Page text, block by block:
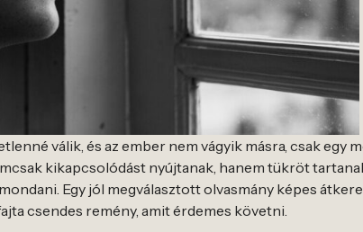
válik, és az ember nem vágyik másra, csak egy
kikapcsolódást nyújtanak, hanem tükröt
Egy jól megválasztott olvasmány képes
csendes remény, amit érdemes követni.